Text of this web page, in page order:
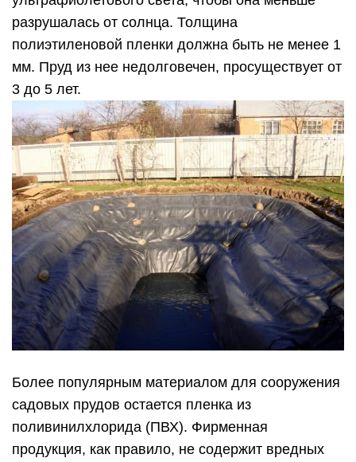
разрушалась от солнца. Толщина
полиэтиленовой пленки должна быть не менее 1
мм. Пруд из нее недолговечен, просуществует от
3 до 5 лет.
Более популярным материалом для сооружения
садовых прудов остается пленка из
поливинилхлорида (ПВХ). Фирменная
продукция, как правило, не содержит вредных